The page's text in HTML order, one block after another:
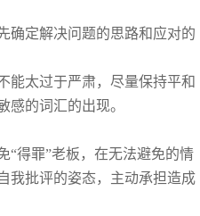
确定解决问题的思路和应对的
能太过于严肃，尽量保持平和
感的词汇的出现。
“得罪”老板，在无法避免的情
我批评的姿态，主动承担造成